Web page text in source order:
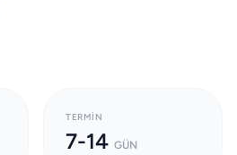
TERMIN
7-14 GÜN